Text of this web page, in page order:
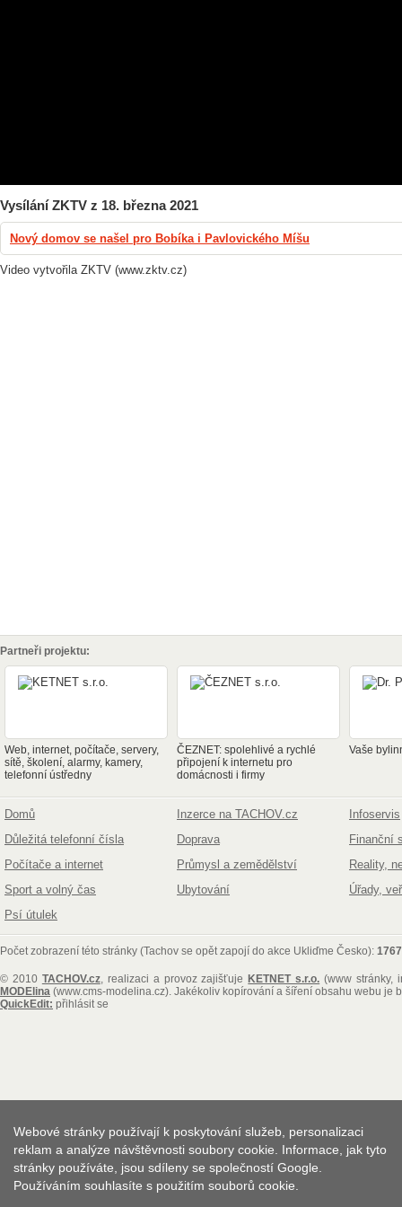
Vysílání ZKTV z 18. března 2021
Nový domov se našel pro Bobíka i Pavlovického Míšu
Video vytvořila ZKTV (www.zktv.cz)
Partneři projektu:
Web, internet, počítače, servery,
sítě, školení, alarmy, kamery,
telefonní ústředny
ČEZNET: spolehlivé a rychlé
připojení k internetu pro
domácnosti i firmy
Vaše
Domů Inzerce na TACHOV.cz
Infoservis
Důležitá telefonní čísla
Doprava
Finanční
Počítače a internet
Průmysl a zemědělství
Reality,
Sport a volný čas
Ubytování
Úřady,
Psí útulek
Počet zobrazení této stránky (Tachov se opět zapojí do akce Ukliďme Česko): 1767
© 2010 TACHOV.cz, realizaci a provoz zajišťujeKETNET s.r.o. (www stránky,
MODElina (www.cms-modelina.cz) . Jakékoliv kopírování a šíření obsahu webu je
QuickEdit: přihlásit se
Webové stránky používají k poskytování služeb, personalizaci
reklam a analýze návštěvnosti soubory cookie. Informace, jak tyto
stránky používáte, jsou sdíleny se společností Google.
Používáním souhlasíte s použitím souborů cookie.